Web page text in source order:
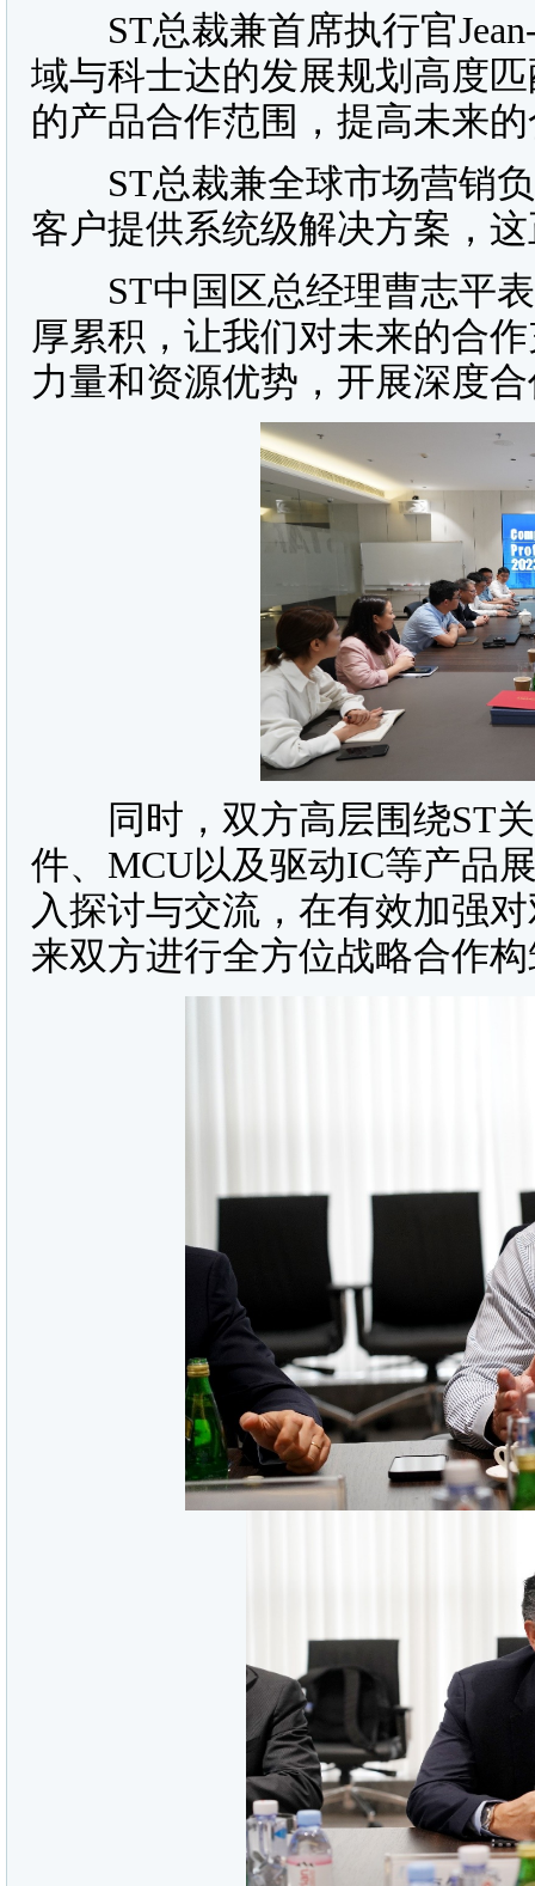
ST总裁兼首席执行官Jean-
域与科士达的发展规划高度
的产品合作范围，提高未来
ST总裁兼全球市场营销负
客户提供系统级解决方案，
ST中国区总经理曹志平表
厚累积，让我们对未来的合
力量和资源优势，开展深度合
同时，双方高层围绕ST关
件、MCU以及驱动IC等产品
入探讨与交流，在有效加强
来双方进行全方位战略合作